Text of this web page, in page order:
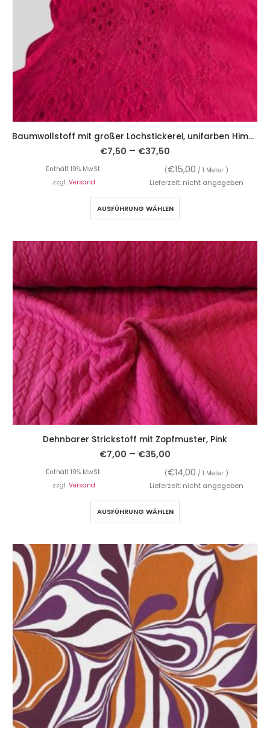
Baumwollstoff mit großer Lochstickerei, unifarben Himbeere
€7,50 – €37,50
Enthält 19% MwSt. (€15,00 / 1 Meter )
zzgl. Versand Lieferzeit: nicht angegeben
AUSFÜHRUNG WÄHLEN
Dehnbarer Strickstoff mit Zopfmuster, Pink
€7,00 – €35,00
Enthält 19% MwSt. (€14,00 / 1 Meter )
zzgl. Versand Lieferzeit: nicht angegeben
AUSFÜHRUNG WÄHLEN